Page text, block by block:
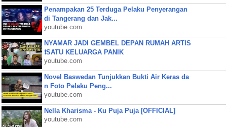
Penampakan 25 Terduga Pelaku Penyerangan
di Tangerang dan Jak...
youtube.com
NYAMAR JADI GEMBEL DEPAN RUMAH ARTIS
❗SATU KELUARGA PANIK
youtube.com
Novel Baswedan Tunjukkan Bukti Air Keras da
n Foto Pelaku Peng...
youtube.com
Nella Kharisma - Ku Puja Puja [OFFICIAL]
youtube.com